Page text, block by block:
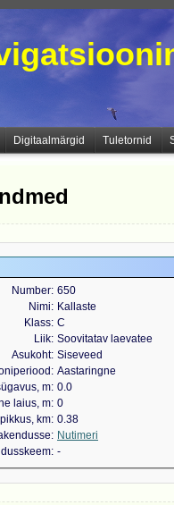
Digitaalmärgid Tuletornid
Number 650
Nimi
Kallaste
Klass C
Liik Soovitatav laevatee
Asukoht Siseveed
Aastaringne
m 0.0
laius, m 0
km 0.38
Nutimeri
-